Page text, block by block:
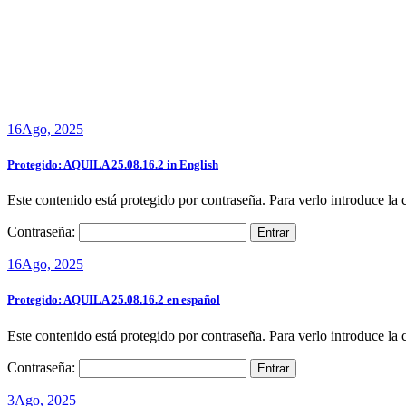
16Ago, 2025
Protegido: AQUILA 25.08.16.2 in English
Este contenido está protegido por contraseña. Para verlo introduce la
Contraseña:
16Ago, 2025
Protegido: AQUILA 25.08.16.2 en español
Este contenido está protegido por contraseña. Para verlo introduce la
Contraseña:
3Ago, 2025